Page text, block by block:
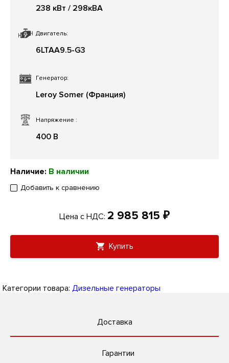
Двигатель:
6LTAA9.5-G3
Напряжение :
400 В
238 кВт / 298кВА
Генератор:
Leroy Somer (Франция)
Наличие: В наличии
Добавить к сравнению
Цена с НДС: 2 985 815 ₽
Купить
Категории товара: Дизельные генераторы
Доставка
Гарантии